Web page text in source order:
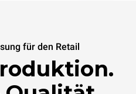
für den Retail